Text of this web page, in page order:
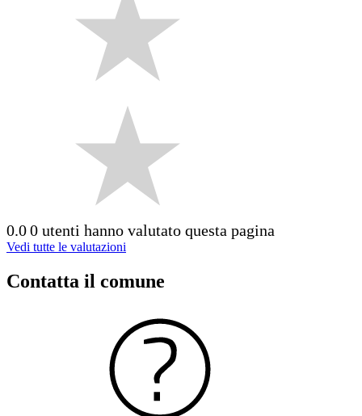
0.00 utenti hanno valutato questa pagina
Vedi tutte le valutazioni
Contatta il comune